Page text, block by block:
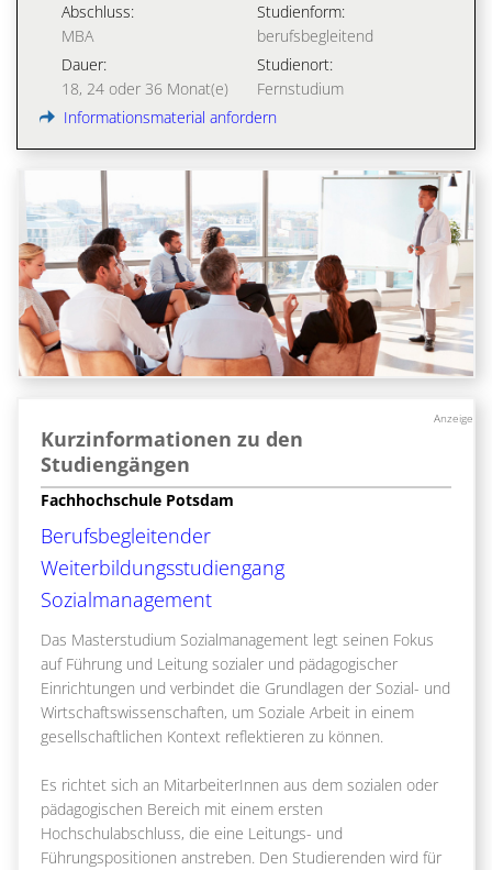
Abschluss:
MBA
Studienform:
berufsbegleitend
Dauer:
18, 24 oder 36 Monat(e)
Studienort:
Fernstudium
Informationsmaterial anfordern
Anzeige
Kurzinformationen zu den
Studiengängen
Fachhochschule Potsdam
Berufsbegleitender
Weiterbildungsstudiengang
Sozialmanagement
Das Masterstudium Sozialmanagement legt seinen Fokus
auf Führung und Leitung sozialer und pädagogischer
Einrichtungen und verbindet die Grundlagen der Sozial- und
Wirtschaftswissenschaften, um Soziale Arbeit in einem
gesellschaftlichen Kontext reflektieren zu können.
Es richtet sich an MitarbeiterInnen aus dem sozialen oder
pädagogischen Bereich mit einem ersten
Hochschulabschluss, die eine Leitungs- und
Führungspositionen anstreben. Den Studierenden wird für